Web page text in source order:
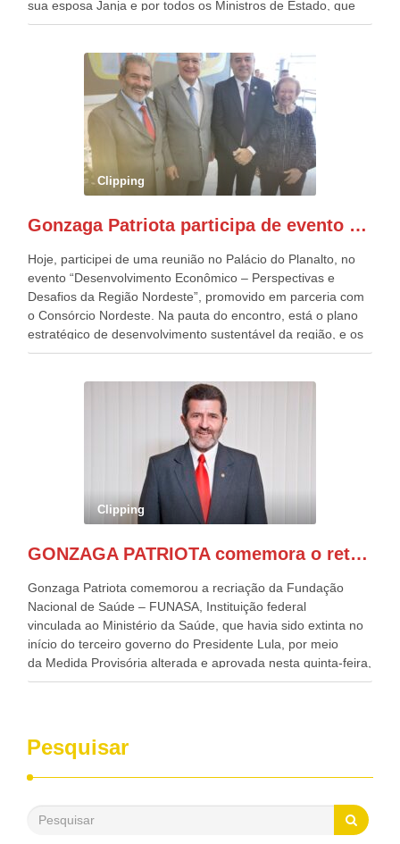
sua esposa Janja e por todos os Ministros de Estado, que
estavam presentes, nos Desfiles da Independência da
outros desfiles, na Esplanada dos Ministérios, disse ter sido
o deste ano, o maior e o mais organizado de todos. “Há
quatro décadas, como Patriota até no nome, participo
anualmente dos desfiles de Sete de Setembro, na
Esplanada dos Ministérios, em Brasília. Este ano, o governo
preparou espaços com cadeiras e coberturas, para 30.000
pessoas, só que o número de Patriotas Brasileiros
Independentes, dobrou na Esplanada. Eu, Lula e os
Patriota.
Clipping
Gonzaga Patriota participa de evento em prol do desenvolvimento do Nordeste
Hoje, participei de uma reunião no Palácio do Planalto, no
evento “Desenvolvimento Econômico – Perspectivas e
Desafios da Região Nordeste”, promovido em parceria com
o Consórcio Nordeste. Na pauta do encontro, está o plano
estratégico de desenvolvimento sustentável da região, e os
desafios para a elaboração de políticas públicas, que
evento contou com a presença do Vice-presidente Geraldo
Alckmin, que também ocupa o Ministério do
Desenvolvimento, Indústria, Comércio e Serviços, o ex
governador de Pernambuco, agora Presidente do Banco do
Nordeste, Paulo Câmara, o ex Deputado Federal, e
atualmente Superintendente da SUDENE, Danilo Cabral, da
Governadora de Pernambuco, Raquel Lyra, os ministros da
Casa Civil, Rui Costa, e da Integração e do Desenvolvimento
de todo Nordeste que também ajudam a fomentar o
Clipping
GONZAGA PATRIOTA comemora o retorno da FUNASA
Gonzaga Patriota comemorou a recriação da Fundação
Nacional de Saúde – FUNASA, Instituição federal
vinculada ao Ministério da Saúde, que havia sido extinta no
início do terceiro governo do Presidente Lula, por meio
da Medida Provisória alterada e aprovada nesta quinta-feira,
pelo Congresso Nacional. Gonzaga Patriota disse hoje em
desenvolvimento dos seus municípios e, somente o ano
passado, essa Fundação distribuiu mais de três bilhões de
reais, com suas maravilhosas ações, dentre alas, mais de
saneamento básico, em pequenas comunidades rurais.
Patriota disse ainda que, mesmo sem mandato,
Pesquisar